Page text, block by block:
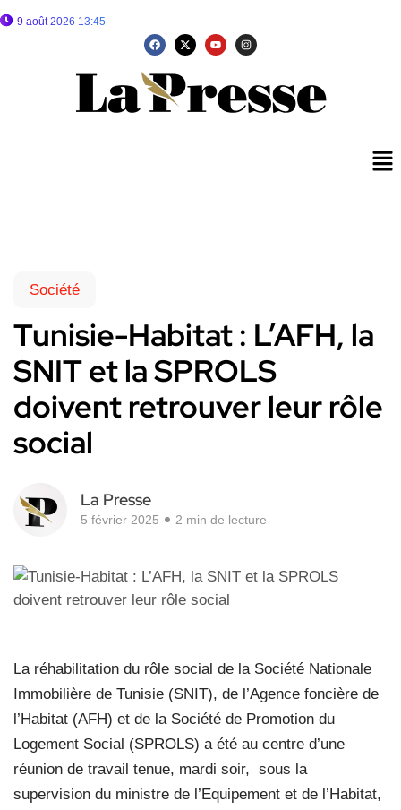
9 août 2026 13:45
Société
Tunisie-Habitat : L’AFH, la
SNIT et la SPROLS
doivent retrouver leur rôle
social
La Presse
5 février 2025 2 min de lecture
La réhabilitation du rôle social de la Société Nationale
Immobilière de Tunisie (SNIT), de l’Agence foncière de
l’Habitat (AFH) et de la Société de Promotion du
Logement Social (SPROLS) a été au centre d’une
réunion de travail tenue, mardi soir, sous la
supervision du ministre de l’Equipement et de l’Habitat,